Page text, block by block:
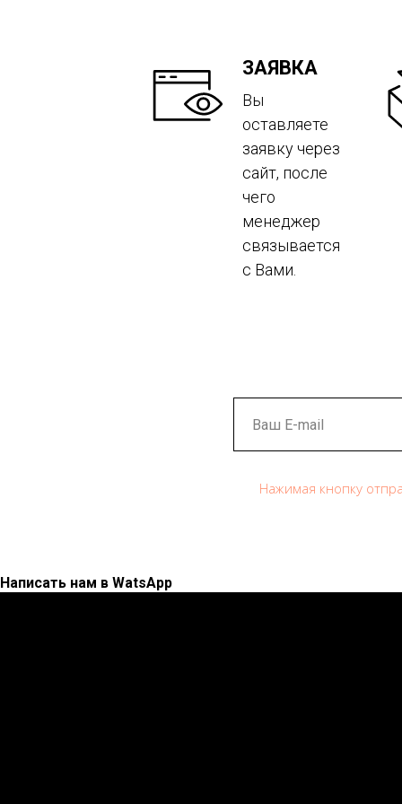
ЗАЯВКА
Вы
оставляете
заявку через
сайт, после
чего
менеджер
связывается
с Вами.
Нажимая кнопку
Написать нам в WatsApp